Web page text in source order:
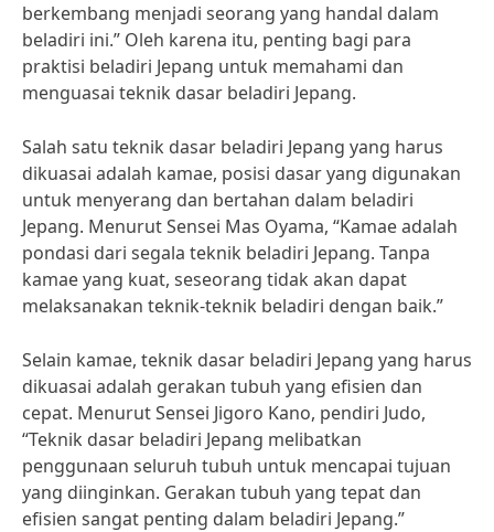
berkembang menjadi seorang yang handal dalam
beladiri ini.” Oleh karena itu, penting bagi para
praktisi beladiri Jepang untuk memahami dan
menguasai teknik dasar beladiri Jepang.
Salah satu teknik dasar beladiri Jepang yang harus
dikuasai adalah kamae, posisi dasar yang digunakan
untuk menyerang dan bertahan dalam beladiri
Jepang. Menurut Sensei Mas Oyama, “Kamae adalah
pondasi dari segala teknik beladiri Jepang. Tanpa
kamae yang kuat, seseorang tidak akan dapat
melaksanakan teknik-teknik beladiri dengan baik.”
Selain kamae, teknik dasar beladiri Jepang yang harus
dikuasai adalah gerakan tubuh yang efisien dan
cepat. Menurut Sensei Jigoro Kano, pendiri Judo,
“Teknik dasar beladiri Jepang melibatkan
penggunaan seluruh tubuh untuk mencapai tujuan
yang diinginkan. Gerakan tubuh yang tepat dan
efisien sangat penting dalam beladiri Jepang.”